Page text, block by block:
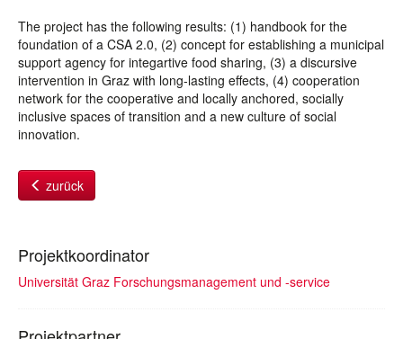
The project has the following results: (1) handbook for the
foundation of a CSA 2.0, (2) concept for establishing a municipal
support agency for integartive food sharing, (3) a discursive
intervention in Graz with long-lasting effects, (4) cooperation
network for the cooperative and locally anchored, socially
inclusive spaces of transition and a new culture of social
innovation.
zurück
Projektkoordinator
Universität Graz Forschungsmanagement und -service